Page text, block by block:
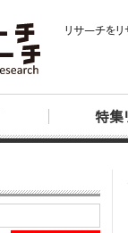
リサーチを
特集